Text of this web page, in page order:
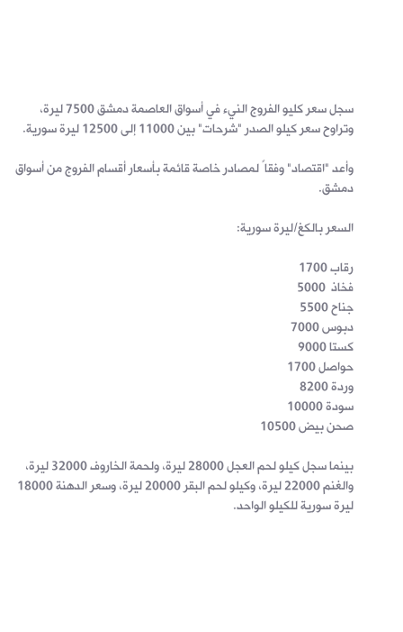
سجل سعر كليو الفروج النيء في أسواق العاصمة دمشق 7500 ليرة،
وتراوح سعر كيلو الصدر "شرحات" بين 11000 إلى 12500 ليرة سورية.
وأعد "اقتصاد" وفقاً لمصادر خاصة قائمة بأسعار أقسام الفروج من أسواق
دمشق.
السعر بالكغ/ليرة سورية:
رقاب 1700
فخاذ 5000
جناح 5500
دبوس 7000
كستا 9000
حواصل 1700
وردة 8200
سودة 10000
صحن بيض 10500
بينما سجل كيلو لحم العجل 28000 ليرة، ولحمة الخاروف 32000 ليرة،
والغنم 22000 ليرة، وكيلو لحم البقر 20000 ليرة، وسعر الدهنة 18000
ليرة سورية للكيلو الواحد.